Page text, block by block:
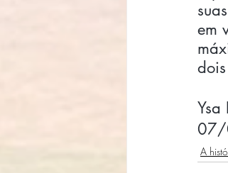
em
Ysa
07/
A